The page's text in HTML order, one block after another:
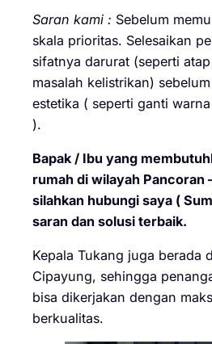
Saran kami : Sebelum
skala prioritas. Selesaikan
sifatnya darurat (seperti
masalah kelistrikan)
estetika ( seperti ganti
).
Bapak / Ibu yang
rumah di wilayah Pancoran
silahkan hubungi saya (
saran dan solusi terbaik.
Kepala Tukang juga berada
Cipayung, sehingga
bisa dikerjakan dengan
berkualitas.